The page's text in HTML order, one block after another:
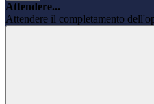
Attendere...
Attendere il completamento